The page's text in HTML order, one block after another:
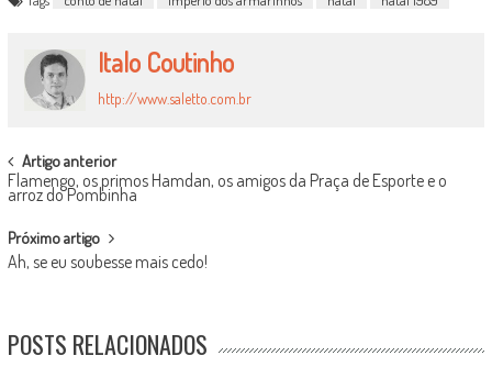
Italo Coutinho
http://www.saletto.com.br
POST
NAVIGATION
Artigo anterior
Flamengo, os primos Hamdan, os amigos da Praça de Esporte e o
arroz do Pombinha
Próximo artigo
Ah, se eu soubesse mais cedo!
POSTS RELACIONADOS